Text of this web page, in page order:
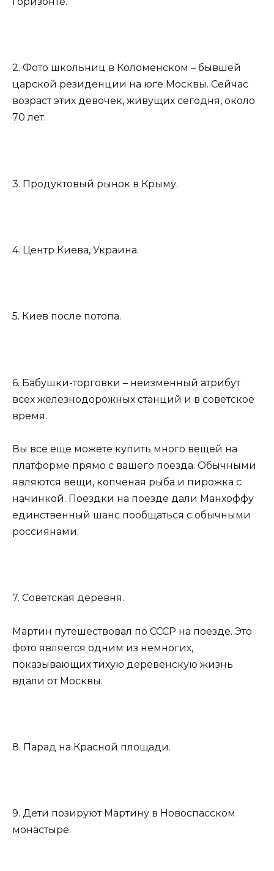
2. Фото школьниц в Коломенском – бывшей
царской резиденции на юге Москвы. Сейчас
возраст этих девочек, живущих сегодня, около
70 лет.
3. Продуктовый рынок в Крыму.
4. Центр Киева, Украина.
5. Киев после потопа.
6. Бабушки-торговки – неизменный атрибут
всех железнодорожных станций и в советское
время.
Вы все еще можете купить много вещей на
платформе прямо с вашего поезда. Обычными
являются вещи, копченая рыба и пирожка с
начинкой. Поездки на поезде дали Манхоффу
единственный шанс пообщаться с обычными
россиянами.
7. Советская деревня.
Мартин путешествовал по СССР на поезде. Это
фото является одним из немногих,
показывающих тихую деревенскую жизнь
вдали от Москвы.
8. Парад на Красной площади.
9. Дети позируют Мартину в Новоспасском
монастыре.